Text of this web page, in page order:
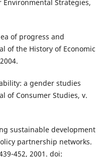
Environmental Strategies,
of progress and
of the History of Economic
a gender studies
of Consumer Studies, v.
sustainable development
partnership networks.
452, 2001. doi: